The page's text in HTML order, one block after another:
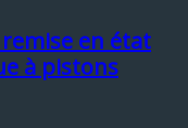
en état
à pistons